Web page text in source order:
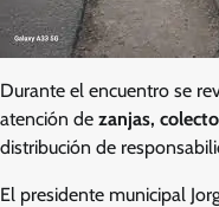
Durante el encuentro se
atención de zanjas,
distribución de
El presidente municipal